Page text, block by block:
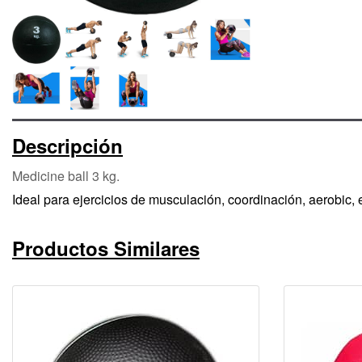
Descripción
Medicine ball 3 kg.
Ideal para ejercicios de musculación, coordinación, aerobic,
Productos Similares